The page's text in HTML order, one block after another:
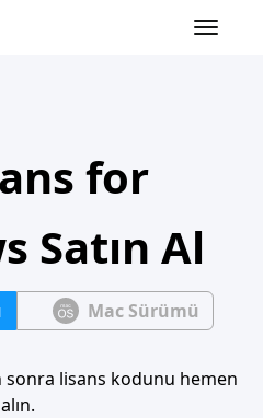
for
Satın Al
Mac Sürümü
sonra lisans kodunu hemen
alın.